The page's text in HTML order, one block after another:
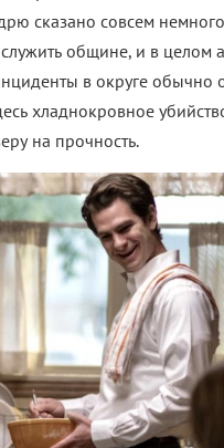
сказано совсем
общине, и в целом
в округе обычно
хладнокровное
на прочность.